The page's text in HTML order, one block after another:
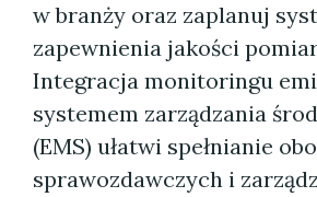
w branży oraz zaplanuj
zapewnienia jakości
Integracja monitoringu
systemem zarządzania
(EMS) ułatwi spełnianie
sprawozdawczych i